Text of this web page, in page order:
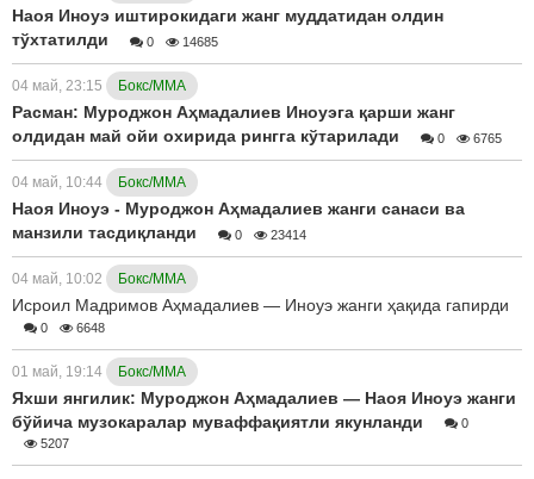
Наоя Иноуэ иштирокидаги жанг муддатидан олдин
тўхтатилди
0 14685
04 май, 23:15 Бокс/ММА
Расман: Муроджон Аҳмадалиев Иноуэга қарши жанг
олдидан май ойи охирида рингга кўтарилади
0 6765
04 май, 10:44 Бокс/ММА
Наоя Иноуэ - Муроджон Аҳмадалиев жанги санаси ва
манзили тасдиқланди
0 23414
04 май, 10:02 Бокс/ММА
Исроил Мадримов Аҳмадалиев — Иноуэ жанги ҳақида гапирди
0 6648
01 май, 19:14 Бокс/ММА
Яхши янгилик: Муроджон Аҳмадалиев — Наоя Иноуэ жанги
бўйича музокаралар муваффақиятли якунланди
0
5207